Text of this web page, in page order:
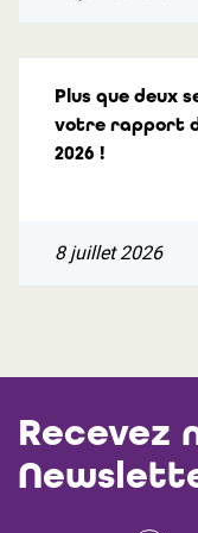
Plus que deux
votre rapport
2026 !
8 juillet 2026
Recevez